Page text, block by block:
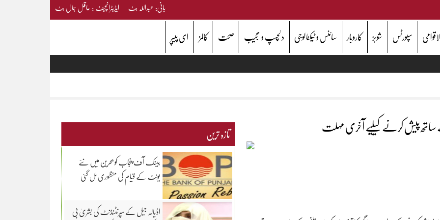
بانی: عبداللہ بٹ ایڈیٹرانچیف : عاقل جمال بٹ
سپورٹس شوبز کاروبار سائنس و ٹیکنالوجی دلچسپ و عجیب صحت کالمز ای پیپر
ساتھ پیش کرنے کیلیے آخری مہلت تازہ ترین
بینک آف پنجاب کو بحرین میں نئے
یونٹ کے قیام کی منظوری مل گئی
اڈیالہ جیل کے سپرنٹنڈنٹ کی بشریٰ بی